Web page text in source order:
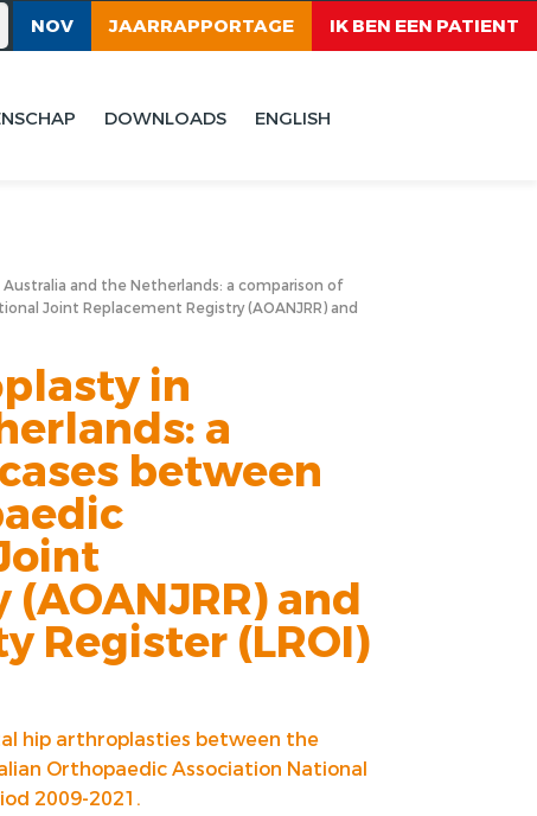
NOV JAARRAPPORTAGE IK BEN EEN PATIENT
DOWNLOADS ENGLISH
and the Netherlands: a comparison of
Joint Replacement Registry (AOANJRR) and
in
a
between
and
Register (LROI)
hip arthroplasties between the
Orthopaedic Association National
2009-2021.